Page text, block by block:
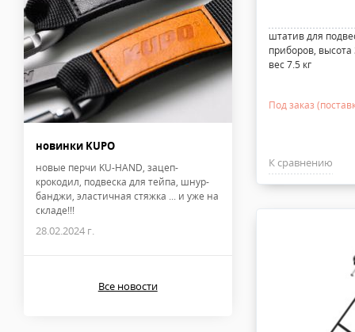
новинки KUPO
новые перчи KU-HAND, зацеп-
крокодил, подвеска для тейпа, шнур-
банджи, эластичная стяжка ... и уже на
складе!!!
28.02.2024 г.
Все новости
штатив для
приборов, высота
вес 7.5 кг
Под заказ
К сравнению